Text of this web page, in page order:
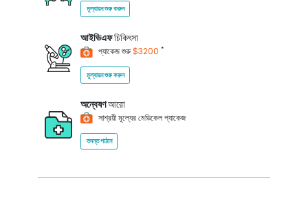
মূল্যায়ন শুরু করুন
আইভিএফচিকিৎসা
প্যাকেজ শুরু$3200 *
মূল্যায়ন শুরু করুন
অন্বেষণআরো
সাশ্রয়ী মূল্যের মেডিকেল প্যাকেজ
তদন্ত পাঠান